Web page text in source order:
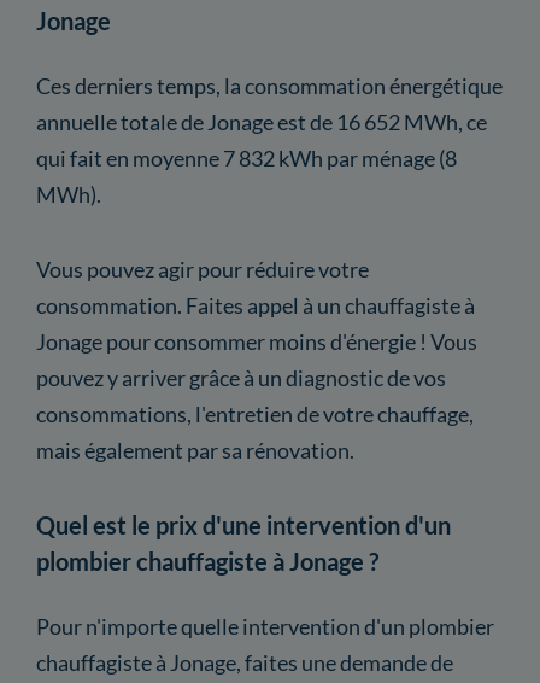
Jonage
Ces derniers temps, la consommation énergétique
annuelle totale de Jonage est de 16 652 MWh, ce
qui fait en moyenne 7 832 kWh par ménage (8
MWh).
Vous pouvez agir pour réduire votre
consommation. Faites appel à un chauffagiste à
Jonage pour consommer moins d'énergie ! Vous
pouvez y arriver grâce à un diagnostic de vos
consommations, l'entretien de votre chauffage,
mais également par sa rénovation.
Quel est le prix d'une intervention d'un
plombier chauffagiste à Jonage ?
Pour n'importe quelle intervention d'un plombier
chauffagiste à Jonage, faites une demande de